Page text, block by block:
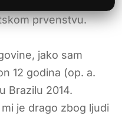
prvenstvu.
jako sam
12 godina (op. a.
Brazilu 2014.
je drago zbog ljudi